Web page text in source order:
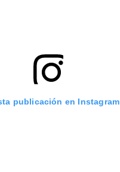
publicación en Instagram